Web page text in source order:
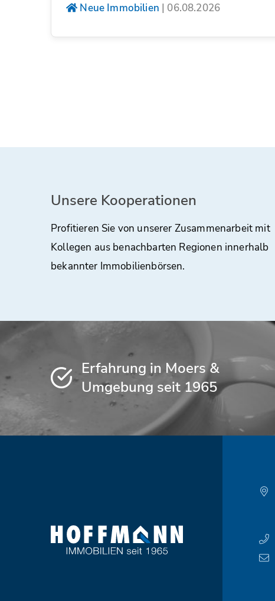
Neue Immobilien | 06.08.2026
Unsere Kooperationen
Profitieren Sie von unserer Zusammenarbeit mit
Kollegen aus benachbarten Regionen innerhalb
bekannter Immobilienbörsen.
Erfahrung in Moers &
Umgebung seit 1965